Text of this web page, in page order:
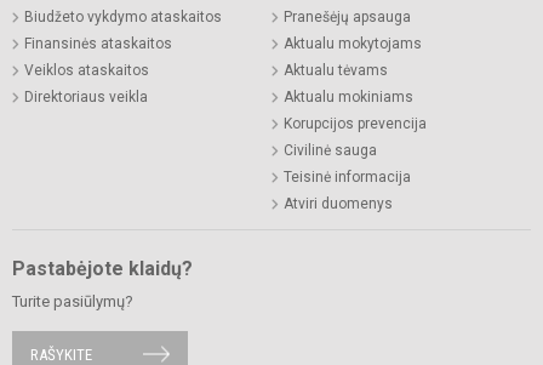
Biudžeto vykdymo ataskaitos
Finansinės ataskaitos
Veiklos ataskaitos
Direktoriaus veikla
Pranešėjų apsauga
Aktualu mokytojams
Aktualu tėvams
Aktualu mokiniams
Korupcijos prevencija
Civilinė sauga
Teisinė informacija
Atviri duomenys
Pastabėjote klaidų?
Turite pasiūlymų?
RAŠYKITE